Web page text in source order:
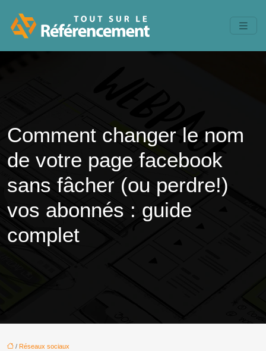
Comment changer le nom
de votre page facebook
sans fâcher (ou perdre!)
vos abonnés : guide
complet
/ Réseaux sociaux